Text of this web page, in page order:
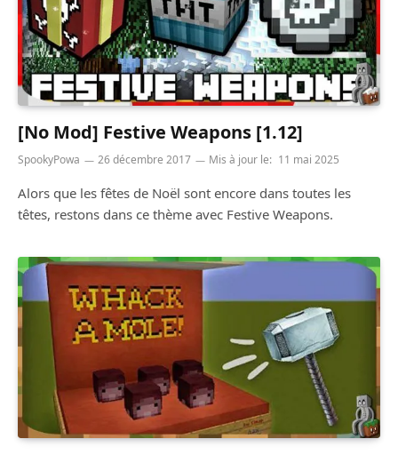
[No Mod] Festive Weapons [1.12]
SpookyPowa 26 décembre 2017 Mis à jour le: 11 mai 2025
Alors que les fêtes de Noël sont encore dans toutes les
têtes, restons dans ce thème avec Festive Weapons.